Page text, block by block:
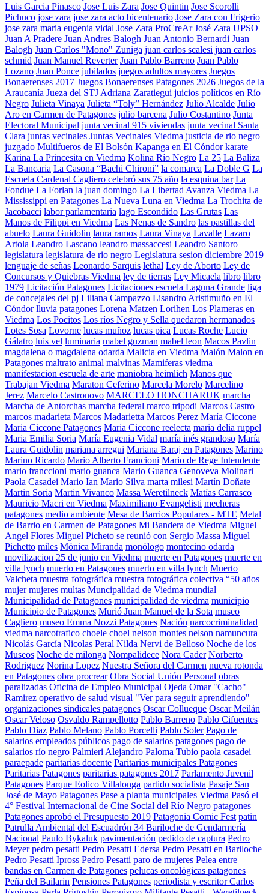
Luis Garcia Pinasco Jose Luis Zara Jose Quintin Jose Scorolli
Pichuco jose zara jose zara acto bicentenario Jose Zara con Frigerio
jose zara maria eugenia vidal Jose Zara ProCreAr José Zara UPSO
Juan A Pradere Juan Andres Balogh Juan Antonio Bernardi Juan
Balogh Juan Carlos "Mono" Zuniga juan carlos scalesi juan carlos
schmid Juan Manuel Reverter Juan Pablo Barreno Juan Pablo
Lozano Juan Ponce jubilados juegos adultos mayores Juegos
Bonaerenses 2017 Juegos Bonaerenses Patagones 2026 Juegos de la
Araucanía Jueza del STJ Adriana Zaratiegui juicios políticos en Río
Negro Julieta Vinaya Julieta “Toly” Hernández Julio Alcalde Julio
Aro en Carmen de Patagones julio barcena Julio Costantino Junta
Electoral Municipal junta vecinal 915 viviendas junta vecinal Santa
Clara juntas vecinales Juntas Vecinales Viedma justicia de rio negro
juzgado Multifueros de El Bolsón Kapanga en El Cóndor karate
Karina La Princesita en Viedma Kolina Río Negro La 25 La Baliza
La Bancaria La Casona “Bachi Chironi” la comarca La Doble G La
Escuela Cardenal Cagliero celebró sus 75 año la esquina bar La
Fondue La Forlan la juan domingo La Libertad Avanza Viedma La
Mississippi en Patagones La Nueva Luna en Viedma La Trochita de
Jacobacci labor parlamentaria lago Escondido Las Grutas Las
Manos de Filippi en Viedma Las Nenas de Sandro las pastillas del
abuelo Laura Guidolin laura ramos Laura Vinaya Lavalle Lazaro
Artola Leandro Lascano leandro massaccesi Leandro Santoro
legislatura legislatura de rio negro Legislatura sesion diciembre 2019
lenguaje de señas Leonardo Sarquis lethal Ley de Aborto Ley de
Concursos y Quiebras Viedma ley de tierras Ley Micaela libro libro
1979 Licitación Patagones Licitaciones escuela Laguna Grande liga
de concejales del pj Liliana Campazzo Lisandro Aristimuño en El
Cóndor lluvia patagones Lorena Matzen Lorihen Los Plameras en
Viedma Los Pocitos Los ríos Negro y Sella quedaron hermanados
Lotes Sosa Lovorne lucas muñoz lucas pica Lucas Roche Lucio
Gálatro luis vel luminaria mabel guzman mabel leon Macos Pavlin
magdalena o magdalena odarda Malicia en Viedma Malón Malon en
Patagones maltrato animal malvinas Mamiferas viedma
manifestacion escuela de arte maniobra heimlich Manos que
Trabajan Viedma Maraton Ceferino Marcela Morelo Marcelino
Jerez Marcelo Castronovo MARCELO HONCHARUK marcha
Marcha de Antorchas marcha federal marco tripodi Marcos Castro
marcos madarieta Marcos Madarietta Marcos Perez María Ciccone
Maria Ciccone Patagones Maria Ciccone reelecta maria delia ruppel
Maria Emilia Soria María Eugenia Vidal maría inés grandoso María
Laura Guidolin mariana arregui Mariana Baraj en Patagones Marino
Marino Ricardo Mario Alberto Francioni Mario de Rege Intendente
mario franccioni mario guanca Mario Guanca Genoveva Molinari
Paola Casadei Mario Ian Mario Silva marta milesi Martín Doñate
Martin Soria Martin Vivanco Massa Weretilneck Matías Carrasco
Mauricio Macri en Viedma Maximiliano Evangelisti mecheras
patagones medio ambiente Mesa de Barrios Populares - MTE Metal
de Barrio en Carmen de Patagones Mi Bandera de Viedma Miguel
Angel Flores Miguel Picheto se reunió con Sergio Massa Miguel
Pichetto miles Mónica Miranda monólogo montecino odarda
movilizacion 25 de junio en Viedma muerte en Patagones muerte en
villa lynch muerto en Patagones muerto en villa lynch Muerto
Valcheta muestra fotográfica muestra fotográfica colectiva “50 años
mujer mujeres multas Muncipalidad de Viedma mundial
Municipalidad de Patagones municipalidad de viedma municipio
Municipio de Patagones Murió Juan Manuel de la Sota museo
Cagliero museo Emma Nozzi Patagones Nación narcocriminalidad
viedma narcotrafico choele choel nelson montes nelson namuncura
Nicolás García Nicolas Peral Nilda Nervi de Belloso Noche de los
Museos Noche de milonga Nompalidece Nora Cader Norberto
Rodriguez Norina Lopez Nuestra Señora del Carmen nueva rotonda
en Patagones obra procrear Obra Social Unión Personal obras
paralizadas Oficina de Empleo Municipal Ojeda Omar "Cacho"
Ramirez operativo de salud visual "Ver para seguir aprendiendo"
organizaciones sindicales patagones Oscar Collueque Oscar Meilán
Oscar Veloso Osvaldo Rampellotto Pablo Barreno Pablo Cifuentes
Pablo Diaz Pablo Melano Pablo Porcelli Pablo Soler Pago de
salarios empleados públicos pago de salarios patagones pago de
salarios río negro Palmieri Alejandro Paloma Tubio paola casadei
paraepade paritarias docente Paritarias municipales Patagones
Paritarias Patagones paritarias patagones 2017 Parlamento Juvenil
Patagones Parque Eolico Villalonga partido socialista Pasaje San
José de Mayo Patagones Pase a planta municipales Viedma Pasó el
4° Festival Internacional de Cine Social del Río Negro patagones
Patagones aprobó el Presupuesto 2019 Patagonia Comic Fest patin
Patrulla Ambiental del Escuadrón 34 Bariloche de Gendarmería
Nacional Paulo Bykaluk pavimentación pedido de captura Pedro
Meyer pedro pesatti Pedro Pesatti Edersa Pedro Pesatti en Bariloche
Pedro Pesatti Ipross Pedro Pesatti paro de mujeres Pelea entre
bandas en Carmen de Patagones pelucas oncológicas patagones
Peña del Bailarin Pensiones Patagones periodista y escritor Carlos